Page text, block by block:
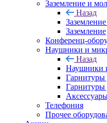
Заземление и
Назад
Заземление
Конференц-
Наушники и
Назад
Наушники
Гарнитуры
Гарнитуры
Телефония
Прочее